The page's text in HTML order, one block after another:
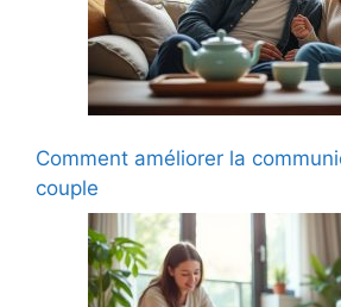
Comment améliorer la
couple